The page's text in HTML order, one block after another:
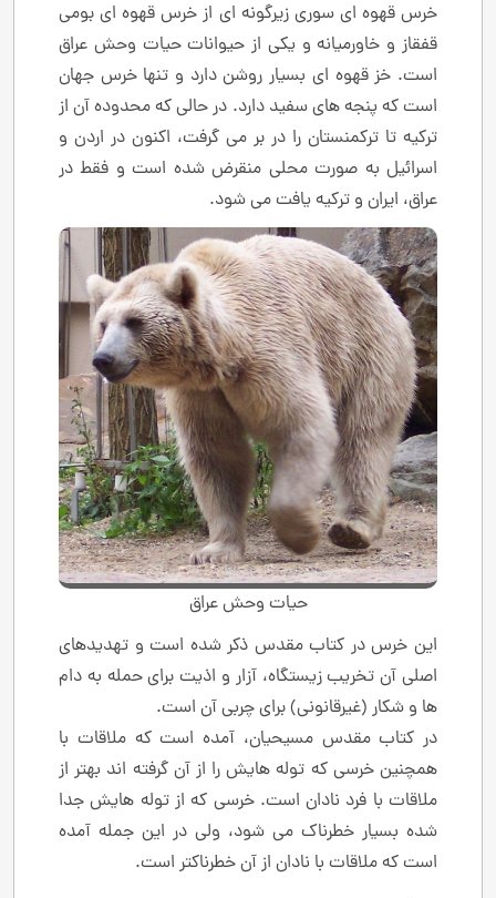
خرس قهوه ای سوری زیرگونه ای از خرس قهوه ای بومی
قفقاز و خاورمیانه و یکی از حیوانات حیات وحش عراق
است. خز قهوه ای بسیار روشن دارد و تنها خرس جهان
است که پنجه های سفید دارد. در حالی که محدوده آن از
ترکیه تا ترکمنستان را در بر می گرفت، اکنون در اردن و
اسرائیل به صورت محلی منقرض شده است و فقط در
عراق، ایران و ترکیه یافت می شود.
حیات وحش عراق
این خرس در کتاب مقدس ذکر شده است و تهدیدهای
اصلی آن تخریب زیستگاه، آزار و اذیت برای حمله به دام
ها و شکار (غیرقانونی) برای چربی آن است.
در کتاب مقدس مسیحیان، آمده است که ملاقات با
همچنین خرسی که توله هایش را از آن گرفته اند بهتر از
ملاقات با فرد نادان است. خرسی که از توله هایش جدا
شده بسیار خطرناک می شود، ولی در این جمله آمده
است که ملاقات با نادان از آن خطرناکتر است.